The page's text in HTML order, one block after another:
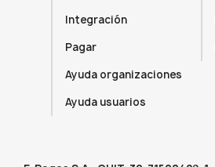
Integración
Pagar
Ayuda organizaciones
Ayuda usuarios